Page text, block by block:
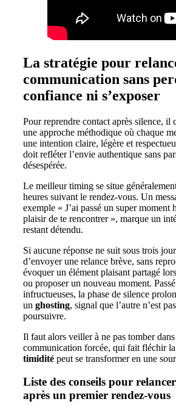
La stratégie pour
communication sans
confiance ni s’exposer
Pour reprendre contact après silence, il
une approche méthodique où chaque
une intention claire, légère et
doit refléter l’envie authentique sans
désespérée.
Le meilleur timing se situe
heures suivant le rendez-vous. Un
exemple « J’ai passé un super moment
plaisir de te rencontrer », marque un
restant détendu.
Si aucune réponse ne suit sous trois
d’envoyer une relance brève, sans
évoquer un élément plaisant partagé
ou proposer un nouveau moment.
infructueuses, la phase de silence
un ghosting, signal que l’autre n’est
poursuivre.
Il faut alors veiller à ne pas tomber
communication forcée, qui fait fléchir la
timidité peut se transformer en une
Liste des conseils pour
après un premier rendez-vous